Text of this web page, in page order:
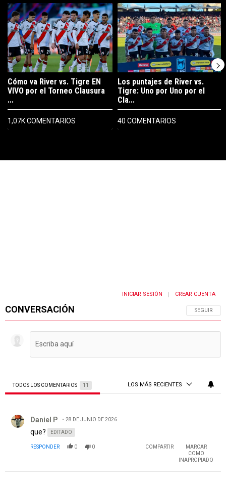
Un artículo de tendencia con el título "Cómo va River vs. Tigre EN
Cómo va River vs. Tigre EN
VIVO por el Torneo Clausura
...
1,07K COMENTARIOS
Un artículo de tendencia con el
Los puntajes de River vs.
Tigre: Uno por Uno por el
Cla...
40 COMENTARIOS
CONVERSACIÓN SIGA ESTA
SEGUIR
INICIAR SESIÓN CREAR CUENTA
TODOS LOS COMENTARIOS 11 LOS MÁS RECIENTES
Daniel P 28 DE JUNIO DE 2026
que? EDITADO
RESPONDER 0 0 COMPARTIR
MARCAR
COMO
INAPROPIADO